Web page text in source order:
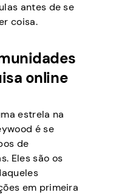
antes de se
coisa.
online
estrela na
é se
de
Eles são os
em primeira